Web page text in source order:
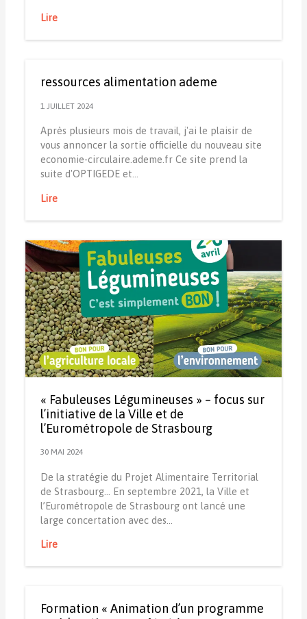
Lire
ressources alimentation ademe
1 JUILLET 2024
Après plusieurs mois de travail, j'ai le plaisir de
vous annoncer la sortie officielle du nouveau site
economie-circulaire.ademe.fr Ce site prend la
suite d'OPTIGEDE et…
Lire
« Fabuleuses Légumineuses » – focus sur
l’initiative de la Ville et de
l’Eurométropole de Strasbourg
30 MAI 2024
De la stratégie du Projet Alimentaire Territorial
de Strasbourg... En septembre 2021, la Ville et
l’Eurométropole de Strasbourg ont lancé une
large concertation avec des…
Lire
Formation « Animation d’un programme